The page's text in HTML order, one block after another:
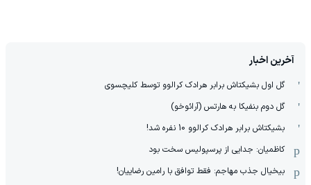
آخرین اخبار
گل اول بشیکتاش برابر هرادک کرالوو توسط کلیچسوی
گل دوم بنفیکا به هارتس (آرائوخو)
بشیکتاش برابر هرادک کرالوو 10 نفره شد!
کاظمیان: جدایی از پرسپولیس سخت بود
بیخیال جذب مهاجم: فقط توافق با رامین رضاییان!